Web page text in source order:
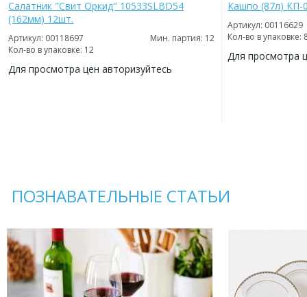
Салатник "Свит Оркид" 10533SLBD54
(162мм) 12шт.
Артикул: 00118697
Мин. партия: 12
Кол-во в упаковке: 12
Для просмотра цен авторизуйтесь
Кашпо (87л) КП-
Артикул: 00116629
Кол-во в упаковке:
Для просмотра
ПОЗНАВАТЕЛЬНЫЕ СТАТЬИ